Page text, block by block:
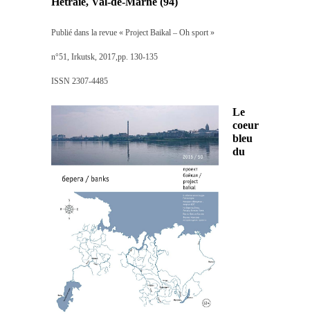
Publié dans la revue « Project Baikal – Oh sport »
n°51, Irkutsk, 2017,pp. 130-135
ISSN 2307-4485
Le
coeur
bleu
du